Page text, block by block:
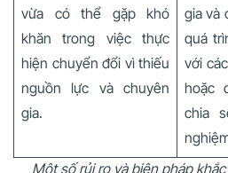
vừa có thể gặp khó
khăn trong việc thực
hiện chuyển đổi vì thiếu
nguồn lực và chuyên
gia.
gia và
quá
với
hoặc
chia
Một số rủi ro và biện pháp